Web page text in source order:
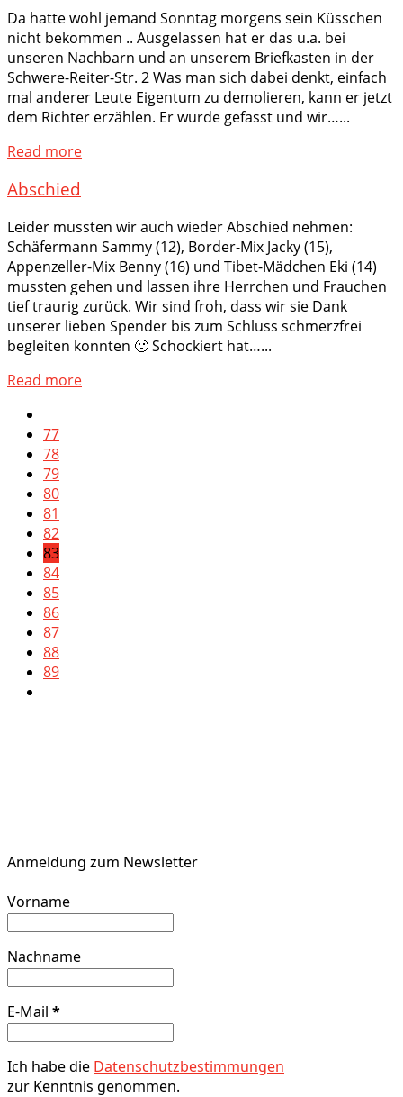
Da hatte wohl jemand Sonntag morgens sein Küsschen
nicht bekommen .. Ausgelassen hat er das u.a. bei
unseren Nachbarn und an unserem Briefkasten in der
Schwere-Reiter-Str. 2 Was man sich dabei denkt, einfach
mal anderer Leute Eigentum zu demolieren, kann er jetzt
dem Richter erzählen. Er wurde gefasst und wir…...
Read more
Abschied
Leider mussten wir auch wieder Abschied nehmen:
Schäfermann Sammy (12), Border-Mix Jacky (15),
Appenzeller-Mix Benny (16) und Tibet-Mädchen Eki (14)
mussten gehen und lassen ihre Herrchen und Frauchen
tief traurig zurück. Wir sind froh, dass wir sie Dank
unserer lieben Spender bis zum Schluss schmerzfrei
begleiten konnten 🙁 Schockiert hat…...
Read more
77
78
79
80
81
82
83
84
85
86
87
88
89
Anmeldung zum Newsletter
Vorname
Nachname
E-Mail *
Ich habe die Datenschutzbestimmungen
zur Kenntnis genommen.